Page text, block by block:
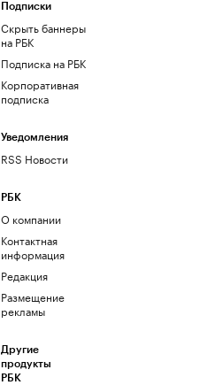
Подписки
Скрыть баннеры
на РБК
Подписка на РБК
Корпоративная
подписка
Уведомления
RSS Новости
РБК
О компании
Контактная
информация
Редакция
Размещение
рекламы
Другие
продукты
РБК